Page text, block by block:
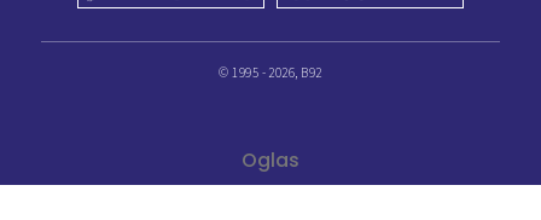
© 1995 - 2026, B92